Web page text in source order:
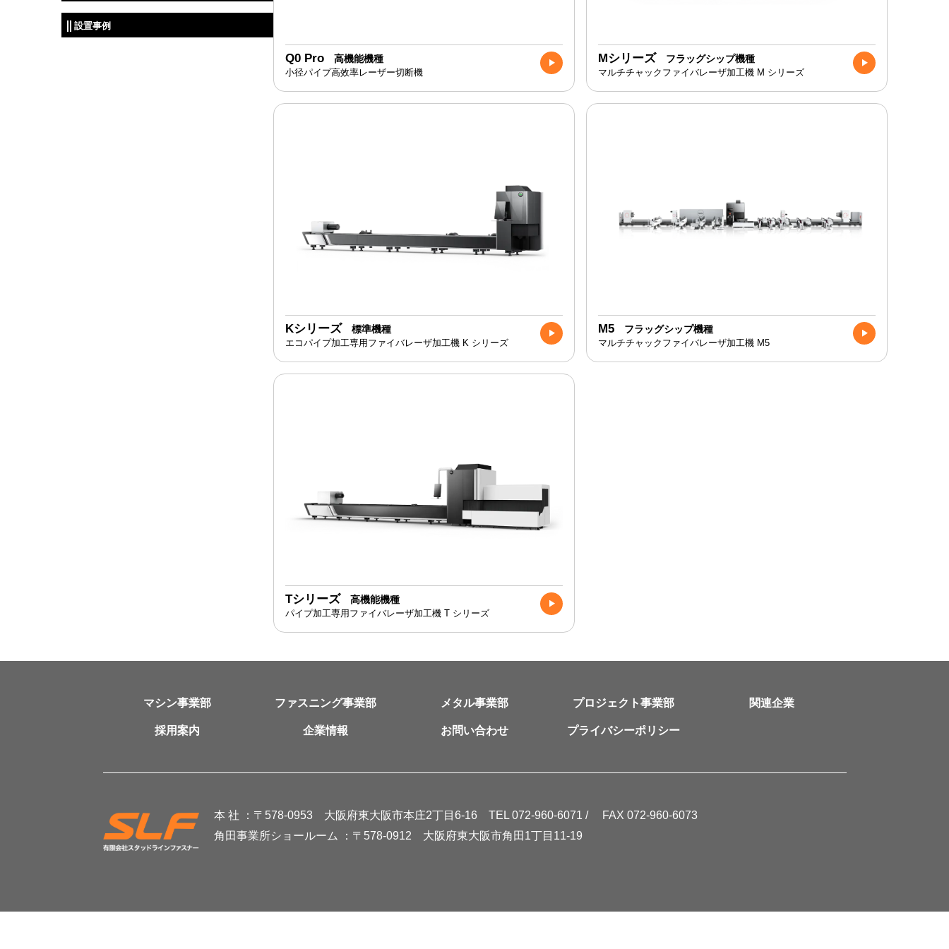
設置事例
Q0 Pro 高機能機種
小径パイプ高效率レーザー切断機
Mシリーズ フラッグシップ機種
マルチチャックファイバレーザ加工機 M シリーズ
Kシリーズ 標準機種
エコパイプ加工専用ファイバレーザ加工機 K シリーズ
M5 フラッグシップ機種
マルチチャックファイバレーザ加工機 M5
Tシリーズ 高機能機種
パイプ加工専用ファイバレーザ加工機 T シリーズ
マシン事業部 ファスニング事業部 メタル事業部 プロジェクト事業部 関連企業
採用案内 企業情報 お問い合わせ プライバシーポリシー
本 社 ： 〒578-0953 大阪府東大阪市本庄2丁目6-16 TEL 072-960-6071 /
FAX 072-960-6073
角田事業所ショールーム ： 〒578-0912 大阪府東大阪市角田1丁目11-19